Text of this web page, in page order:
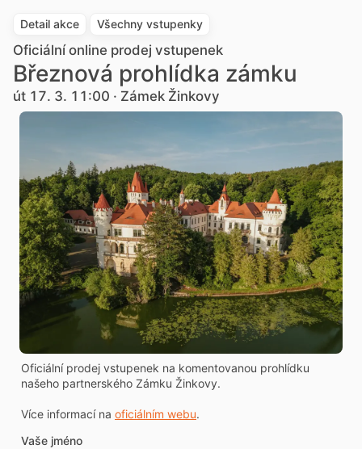
Detail akce Všechny vstupenky
Oficiální online prodej vstupenek
Březnová prohlídka zámku
út 17. 3. 11:00 · Zámek Žinkovy
Oficiální prodej vstupenek na komentovanou prohlídku
našeho partnerského Zámku Žinkovy.
Více informací na oficiálním webu.
Vaše jméno